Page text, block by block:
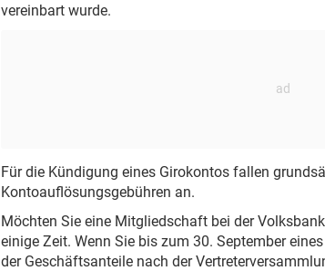
vereinbart wurde.
Für die Kündigung eines Girokontos fallen
Kontoauflösungsgebühren an.
Möchten Sie eine Mitgliedschaft bei der
einige Zeit. Wenn Sie bis zum 30. September
der Geschäftsanteile nach der